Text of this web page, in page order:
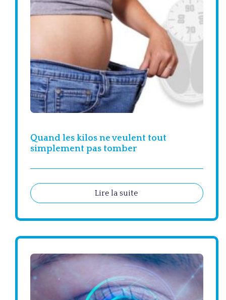
Quand les kilos ne veulent tout
simplement pas tomber
Lire la suite